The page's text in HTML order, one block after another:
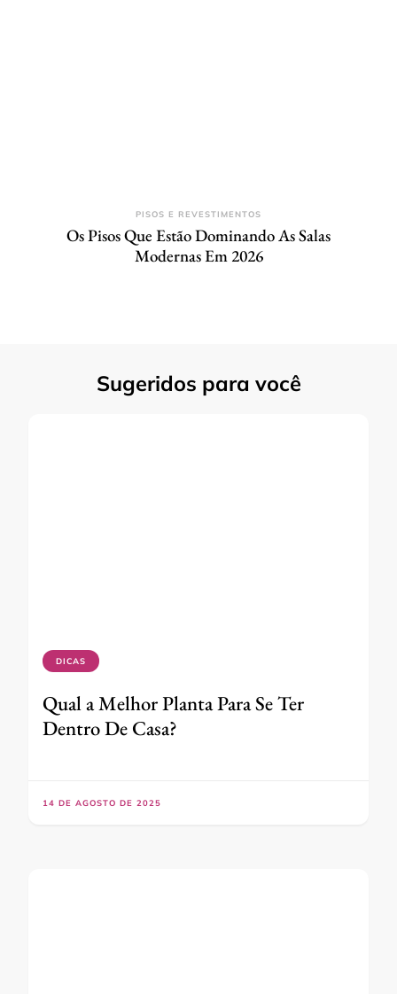
PISOS E REVESTIMENTOS
Os Pisos Que Estão Dominando As Salas
Modernas Em 2026
Sugeridos para você
DICAS
Qual a Melhor Planta Para Se Ter
Dentro De Casa?
14 DE AGOSTO DE 2025